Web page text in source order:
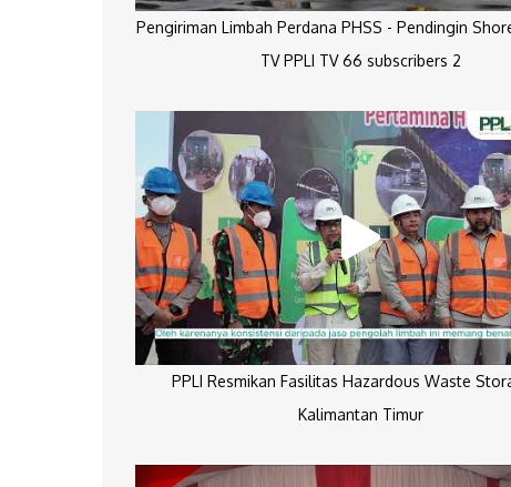
Pengiriman Limbah Perdana PHSS - Pendingin
TV PPLI TV 66 subscribers 2
PPLI Resmikan Fasilitas Hazardous Waste
Kalimantan Timur